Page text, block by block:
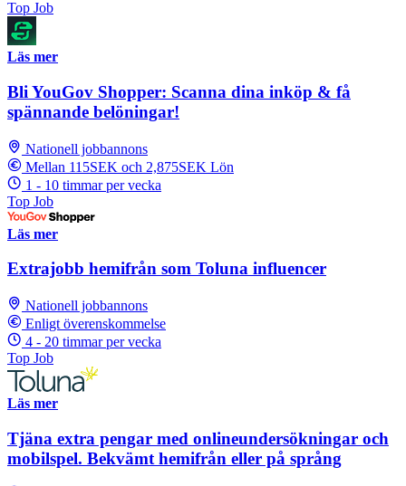
Top Job
Läs mer
Bli YouGov Shopper: Scanna dina inköp & få
spännande belöningar!
Nationell jobbannons
Mellan 115SEK och 2,875SEK Lön
1 - 10 timmar per vecka
Top Job
Läs mer
Extrajobb hemifrån som Toluna influencer
Nationell jobbannons
Enligt överenskommelse
4 - 20 timmar per vecka
Top Job
Läs mer
Tjäna extra pengar med onlineundersökningar och
mobilspel. Bekvämt hemifrån eller på språng